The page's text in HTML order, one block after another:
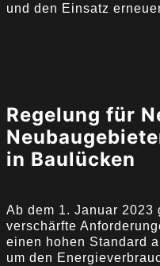
und den Einsatz
Regelung für
in Baulücken
Ab dem 1. Januar 2023
verschärfte
einen hohen Standard
um den